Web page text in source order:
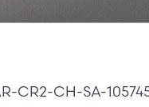
CR2-CH-SA-